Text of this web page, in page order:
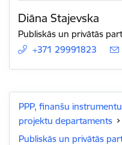
Diāna Stajevska
Publiskās un privātās
+371 29991823
PPP, finanšu
projektu departaments
Publiskās un privātās